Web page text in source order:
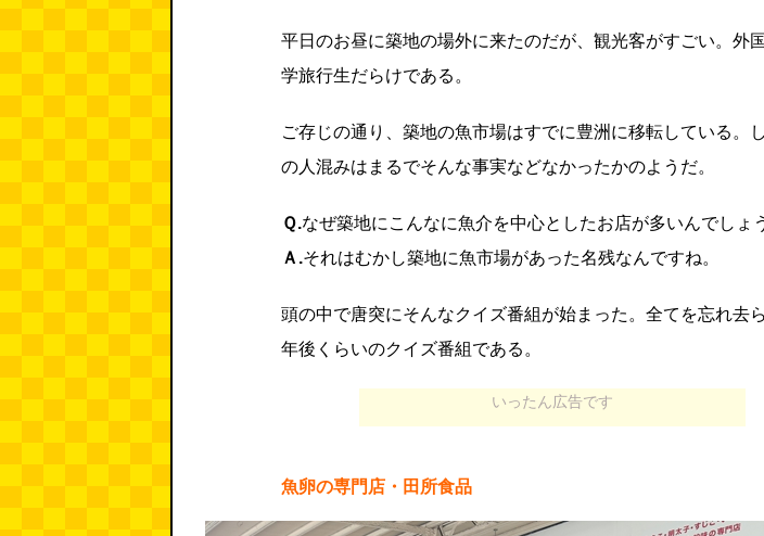
平日のお昼に築地の場外に来たのだが、観光客がすごい。外
学旅行生だらけである。
ご存じの通り、築地の魚市場はすでに豊洲に移転している。
の人混みはまるでそんな事実などなかったかのようだ。
Ｑ.なぜ築地にこんなに魚介を中心としたお店が多いんでしょ
Ａ.それはむかし築地に魚市場があった名残なんですね。
頭の中で唐突にそんなクイズ番組が始まった。全てを忘れ去
年後くらいのクイズ番組である。
いったん広告です
魚卵の専門店・田所食品